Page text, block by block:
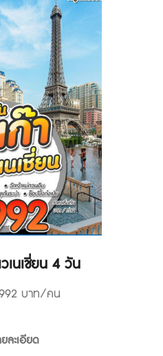
วเนเชี่ยน 4 วัน
บาท/คน
ละเอียด